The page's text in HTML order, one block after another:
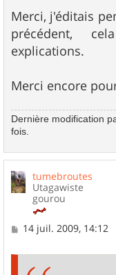
s
s
a
g
e
Merci, j'éditais
précédent,
explications.
Merci encore
Dernière modification
fois.
tumebroutes
Utagawiste
gourou
M14 juil. 2009, 14:12